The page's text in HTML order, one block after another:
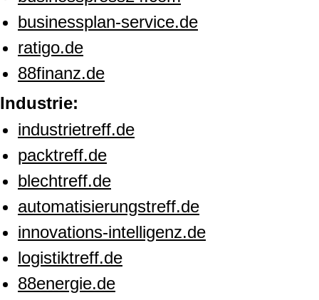
businessplan-service.de
ratigo.de
88finanz.de
Industrie:
industrietreff.de
packtreff.de
blechtreff.de
automatisierungstreff.de
innovations-intelligenz.de
logistiktreff.de
88energie.de